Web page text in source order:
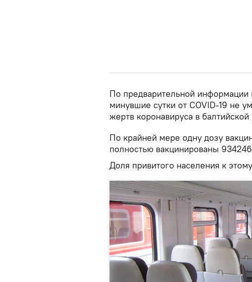
По предварительной информации
минувшие сутки от COVID-19 не
жертв коронавируса в
По крайней мере одну дозу
полностью вакцинированы
Доля привитого населения к